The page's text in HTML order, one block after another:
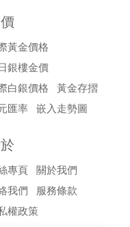
黃金價格
銀樓金價
白銀價格
黃金存摺
匯率
嵌入走勢圖
專頁
關於我們
我們
服務條款
權政策